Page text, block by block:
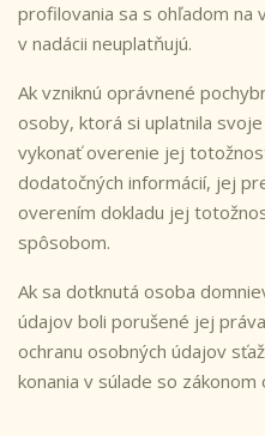
profilovania sa s ohľadom na
v nadácii neuplatňujú.
Ak vzniknú oprávnené
osoby, ktorá si uplatnila
vykonať overenie jej
dodatočných informácií, jej
overením dokladu jej
spôsobom.
Ak sa dotknutá osoba
údajov boli porušené jej
ochranu osobných údajov
konania v súlade so